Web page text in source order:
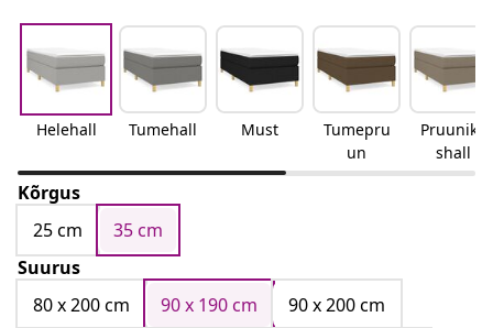
Helehall Tumehall Must
Tumepru
un
Pruunika
shall
Kõrgus
25 cm
35 cm
Suurus
80 x 200 cm
90 x 190 cm
90 x 200 cm